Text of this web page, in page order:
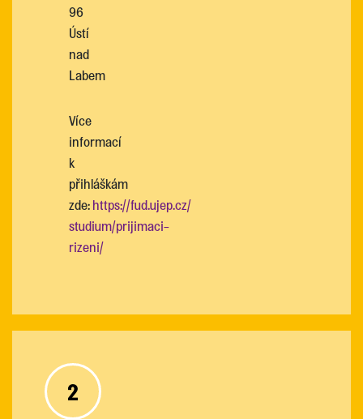
96
Ústí
nad
Labem
Více
informací
k
přihláškám
zde: https://fud.ujep.cz/
studium/prijimaci-
rizeni/
2